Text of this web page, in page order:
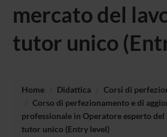
mercato del
tutor unico
Home Didattica
Corsi di
Corso di perfezionamento e di
professionale in Operatore esperto
tutor unico (Entry level)